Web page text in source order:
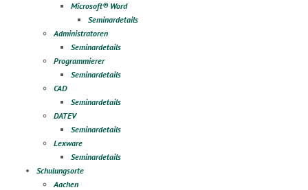
Microsoft® Word
Seminardetails
Administratoren
Seminardetails
Programmierer
Seminardetails
CAD
Seminardetails
DATEV
Seminardetails
Lexware
Seminardetails
Schulungsorte
Aachen